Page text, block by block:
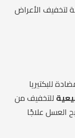
لتخفيف الأعراض
للبكتيريا
للتخفيف من
العسل علاجًا